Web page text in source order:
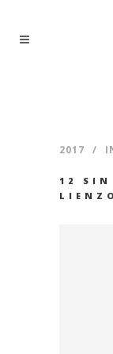
2017
12 SIN